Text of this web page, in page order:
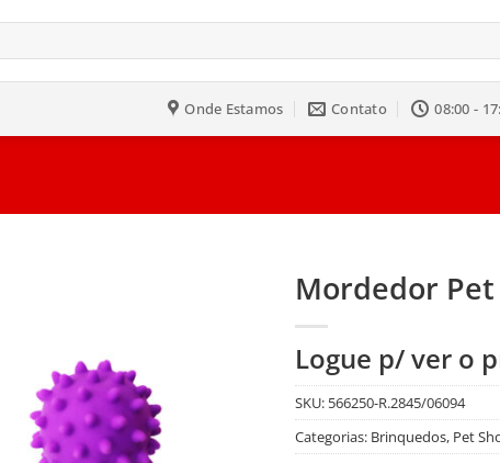
Onde Estamos Contato 08:00 -
Mordedor Pet
Logue p/ ver o
SKU: 566250-R.2845/06094
Categorias: Brinquedos, Pet